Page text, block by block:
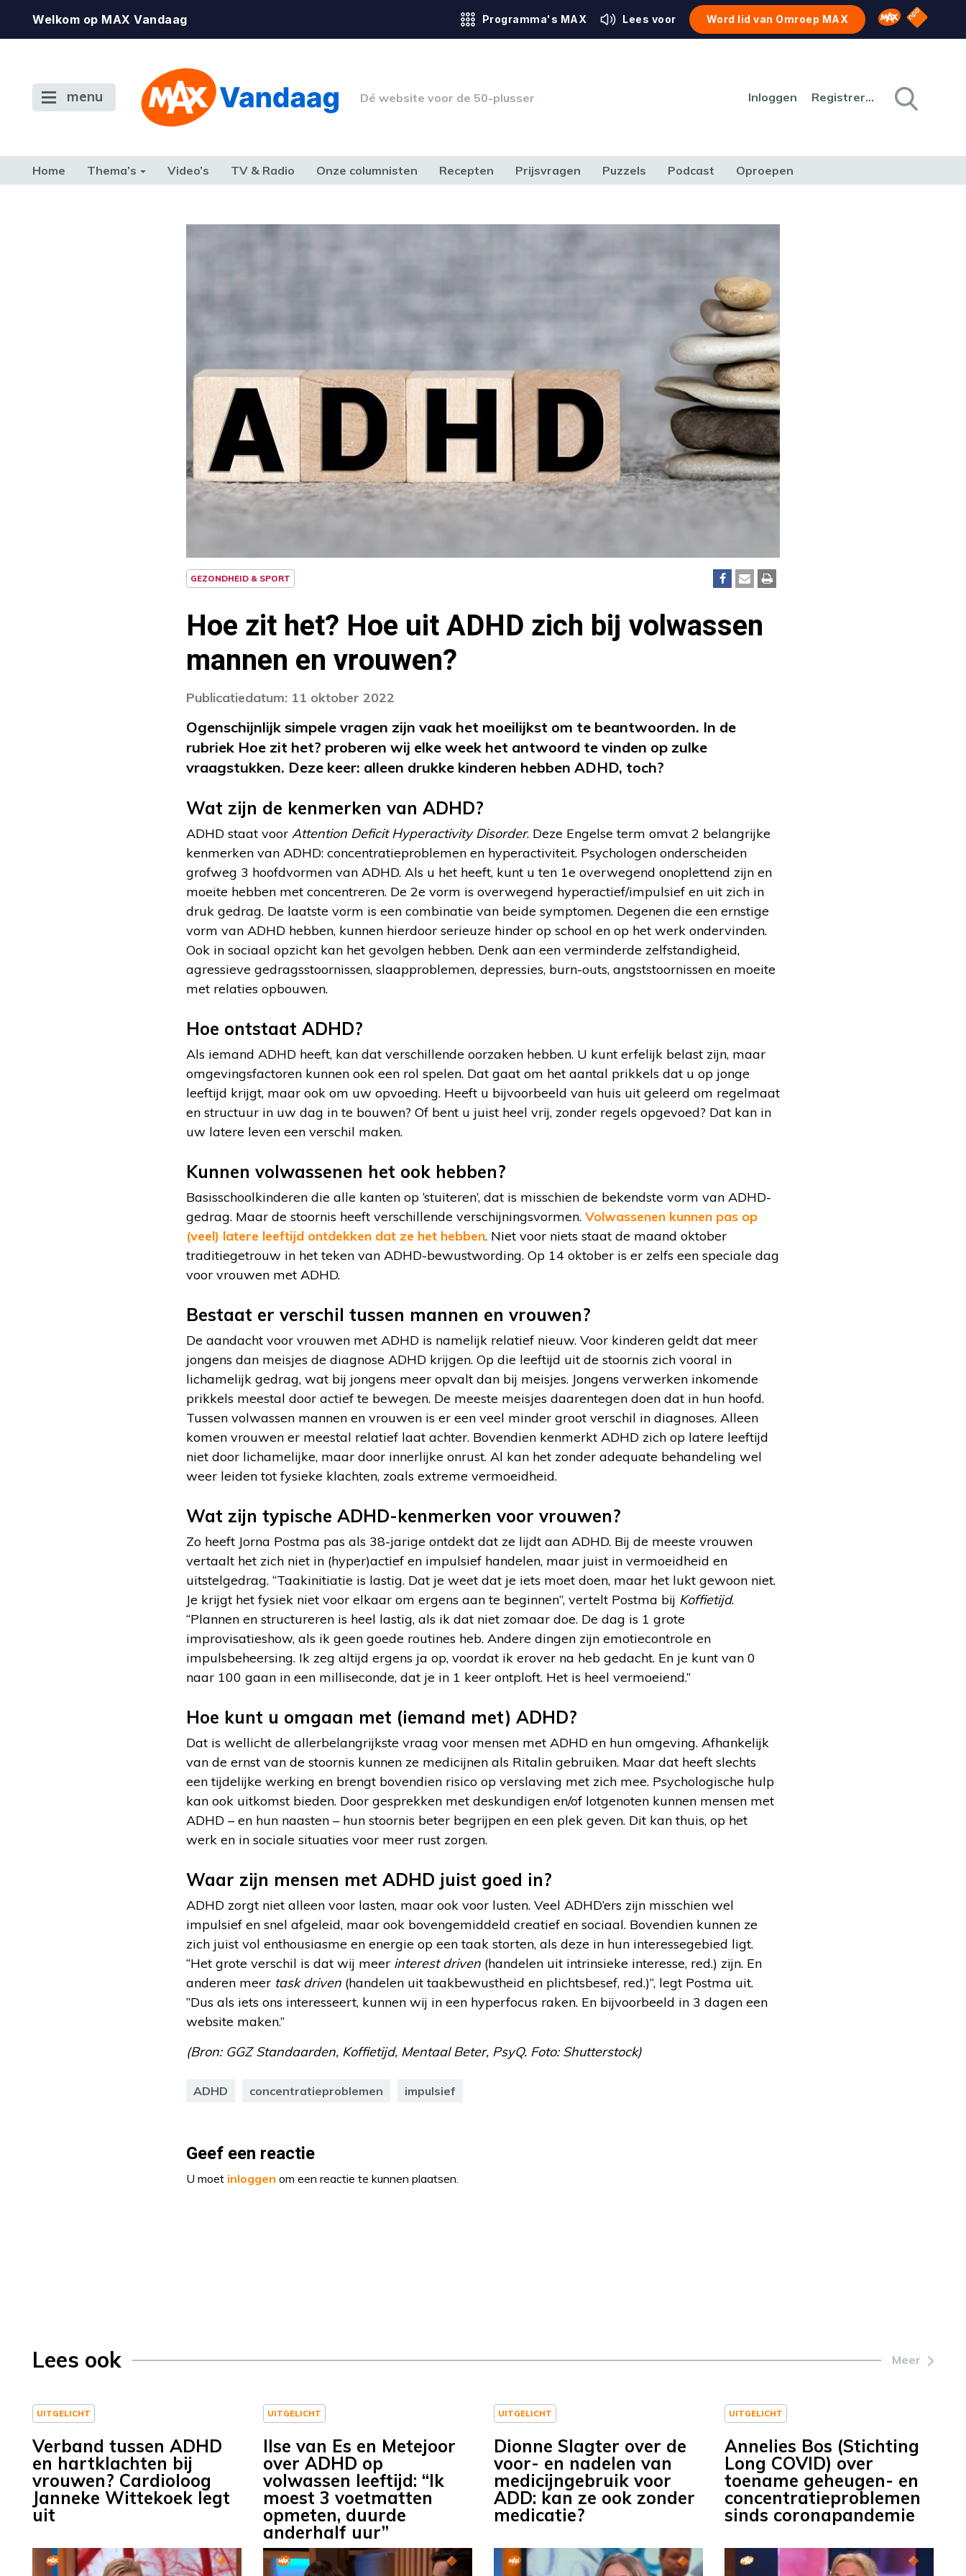
Welkom op MAX Vandaag Programma's MAX Lees voor Word lid van Omroep MAX Omroep MAX
NPO
menu Dé website voor de 50-plusser Inloggen Registreren
Home Thema’s Video’s TV & Radio Onze columnisten Recepten Prijsvragen Puzzels Podcast Oproepen
GEZONDHEID & SPORT
Hoe zit het? Hoe uit ADHD zich bij volwassen
mannen en vrouwen?
Publicatiedatum: 11 oktober 2022
Ogenschijnlijk simpele vragen zijn vaak het moeilijkst om te beantwoorden. In de
rubriek Hoe zit het? proberen wij elke week het antwoord te vinden op zulke
vraagstukken. Deze keer: alleen drukke kinderen hebben ADHD, toch?
Wat zijn de kenmerken van ADHD?
ADHD staat voor Attention Deficit Hyperactivity Disorder. Deze Engelse term omvat 2 belangrijke
kenmerken van ADHD: concentratieproblemen en hyperactiviteit. Psychologen onderscheiden
grofweg 3 hoofdvormen van ADHD. Als u het heeft, kunt u ten 1e overwegend onoplettend zijn en
moeite hebben met concentreren. De 2e vorm is overwegend hyperactief/impulsief en uit zich in
druk gedrag. De laatste vorm is een combinatie van beide symptomen. Degenen die een ernstige
vorm van ADHD hebben, kunnen hierdoor serieuze hinder op school en op het werk ondervinden.
Ook in sociaal opzicht kan het gevolgen hebben. Denk aan een verminderde zelfstandigheid,
agressieve gedragsstoornissen, slaapproblemen, depressies, burn-outs, angststoornissen en moeite
met relaties opbouwen.
Hoe ontstaat ADHD?
Als iemand ADHD heeft, kan dat verschillende oorzaken hebben. U kunt erfelijk belast zijn, maar
omgevingsfactoren kunnen ook een rol spelen. Dat gaat om het aantal prikkels dat u op jonge
leeftijd krijgt, maar ook om uw opvoeding. Heeft u bijvoorbeeld van huis uit geleerd om regelmaat
en structuur in uw dag in te bouwen? Of bent u juist heel vrij, zonder regels opgevoed? Dat kan in
uw latere leven een verschil maken.
Kunnen volwassenen het ook hebben?
Basisschoolkinderen die alle kanten op ‘stuiteren’, dat is misschien de bekendste vorm van ADHD-
gedrag. Maar de stoornis heeft verschillende verschijningsvormen. Volwassenen kunnen pas op
(veel) latere leeftijd ontdekken dat ze het hebben. Niet voor niets staat de maand oktober
traditiegetrouw in het teken van ADHD-bewustwording. Op 14 oktober is er zelfs een speciale dag
voor vrouwen met ADHD.
Bestaat er verschil tussen mannen en vrouwen?
De aandacht voor vrouwen met ADHD is namelijk relatief nieuw. Voor kinderen geldt dat meer
jongens dan meisjes de diagnose ADHD krijgen. Op die leeftijd uit de stoornis zich vooral in
lichamelijk gedrag, wat bij jongens meer opvalt dan bij meisjes. Jongens verwerken inkomende
prikkels meestal door actief te bewegen. De meeste meisjes daarentegen doen dat in hun hoofd.
Tussen volwassen mannen en vrouwen is er een veel minder groot verschil in diagnoses. Alleen
komen vrouwen er meestal relatief laat achter. Bovendien kenmerkt ADHD zich op latere leeftijd
niet door lichamelijke, maar door innerlijke onrust. Al kan het zonder adequate behandeling wel
weer leiden tot fysieke klachten, zoals extreme vermoeidheid.
Wat zijn typische ADHD-kenmerken voor vrouwen?
Zo heeft Jorna Postma pas als 38-jarige ontdekt dat ze lijdt aan ADHD. Bij de meeste vrouwen
vertaalt het zich niet in (hyper)actief en impulsief handelen, maar juist in vermoeidheid en
uitstelgedrag. “Taakinitiatie is lastig. Dat je weet dat je iets moet doen, maar het lukt gewoon niet.
Je krijgt het fysiek niet voor elkaar om ergens aan te beginnen”, vertelt Postma bij Koffietijd.
“Plannen en structureren is heel lastig, als ik dat niet zomaar doe. De dag is 1 grote
improvisatieshow, als ik geen goede routines heb. Andere dingen zijn emotiecontrole en
impulsbeheersing. Ik zeg altijd ergens ja op, voordat ik erover na heb gedacht. En je kunt van 0
naar 100 gaan in een milliseconde, dat je in 1 keer ontploft. Het is heel vermoeiend.”
Hoe kunt u omgaan met (iemand met) ADHD?
Dat is wellicht de allerbelangrijkste vraag voor mensen met ADHD en hun omgeving. Afhankelijk
van de ernst van de stoornis kunnen ze medicijnen als Ritalin gebruiken. Maar dat heeft slechts
een tijdelijke werking en brengt bovendien risico op verslaving met zich mee. Psychologische hulp
kan ook uitkomst bieden. Door gesprekken met deskundigen en/of lotgenoten kunnen mensen met
ADHD – en hun naasten – hun stoornis beter begrijpen en een plek geven. Dit kan thuis, op het
werk en in sociale situaties voor meer rust zorgen.
Waar zijn mensen met ADHD juist goed in?
ADHD zorgt niet alleen voor lasten, maar ook voor lusten. Veel ADHD’ers zijn misschien wel
impulsief en snel afgeleid, maar ook bovengemiddeld creatief en sociaal. Bovendien kunnen ze
zich juist vol enthousiasme en energie op een taak storten, als deze in hun interessegebied ligt.
“Het grote verschil is dat wij meer interest driven (handelen uit intrinsieke interesse, red.) zijn. En
anderen meer task driven (handelen uit taakbewustheid en plichtsbesef, red.)”, legt Postma uit.
”Dus als iets ons interesseert, kunnen wij in een hyperfocus raken. En bijvoorbeeld in 3 dagen een
website maken.”
(Bron: GGZ Standaarden, Koffietijd, Mentaal Beter, PsyQ. Foto: Shutterstock)
ADHD concentratieproblemen impulsief
Geef een reactie
U moet inloggen om een reactie te kunnen plaatsen.
Lees ook Meer
UITGELICHT
Verband tussen ADHD
en hartklachten bij
vrouwen? Cardioloog
Janneke Wittekoek legt
uit
UITGELICHT
Ilse van Es en Metejoor
over ADHD op
volwassen leeftijd: “Ik
moest 3 voetmatten
opmeten, duurde
anderhalf uur”
UITGELICHT
Dionne Slagter over de
voor- en nadelen van
medicijngebruik voor
ADD: kan ze ook zonder
medicatie?
UITGELICHT
Annelies Bos (Stichting
Long COVID) over
toename geheugen- en
concentratieproblemen
sinds coronapandemie